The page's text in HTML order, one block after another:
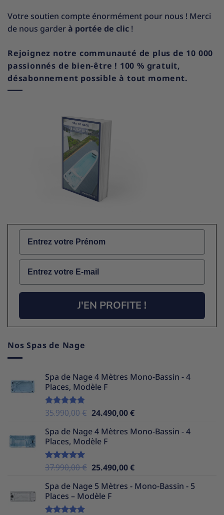
Votre soutien compte énormément pour nous ! Merci
de nous garderà portée de clic !
Rejoignez notre communauté de plus de 10 000
passionnés de bien-être ! 100 % gratuit,
désabonnement possible à tout moment.
Name
Email
J'EN PROFITE !
Nos Spas de Nage
Spa de Nage 4 Mètres Mono-Bassin - 4
Places, Modèle F
Note5.00
35.990,00€ Le
initial
était :
24.490,00€Le
actuel
Spa de Nage 4 Mètres Mono-Bassin - 4
Places, Modèle F
Note5.00
37.990,00€ Le
initial
était :
25.490,00€Le
actuel
Spa de Nage 5 Mètres - Mono-Bassin - 5
Places – Modèle F